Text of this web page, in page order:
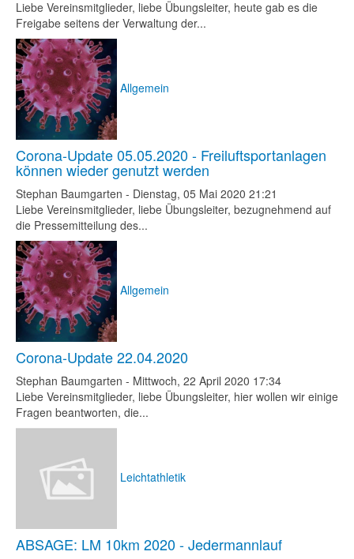
Liebe Vereinsmitglieder, liebe Übungsleiter, heute gab es die
Freigabe seitens der Verwaltung der...
Allgemein
Corona-Update 05.05.2020 - Freiluftsportanlagen
können wieder genutzt werden
Stephan Baumgarten - Dienstag, 05 Mai 2020 21:21
Liebe Vereinsmitglieder, liebe Übungsleiter, bezugnehmend auf
die Pressemitteilung des...
Allgemein
Corona-Update 22.04.2020
Stephan Baumgarten - Mittwoch, 22 April 2020 17:34
Liebe Vereinsmitglieder, liebe Übungsleiter, hier wollen wir einige
Fragen beantworten, die...
Leichtathletik
ABSAGE: LM 10km 2020 - Jedermannlauf